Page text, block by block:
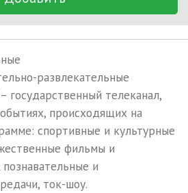
развлекательные
телеканал,
происходящих на
спортивные и культурные
фильмы и
и
ток-шоу.